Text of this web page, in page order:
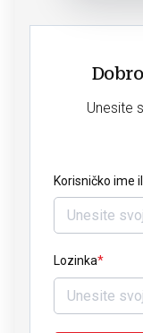
Unesite
Korisničko ime
Lozinka